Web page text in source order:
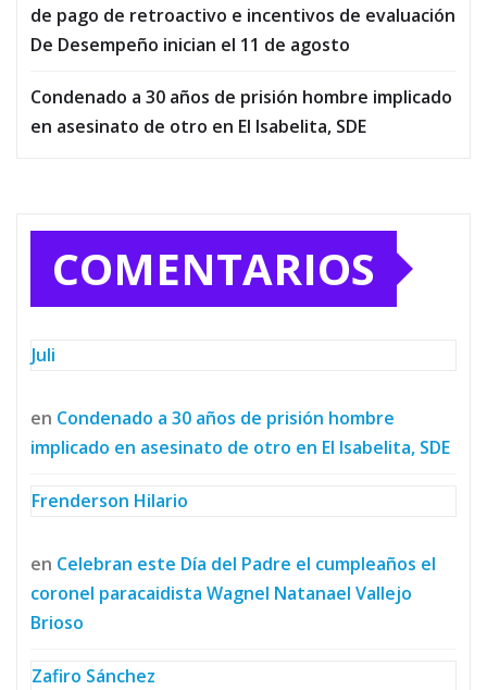
de pago de retroactivo e incentivos de evaluación
De Desempeño inician el 11 de agosto
Condenado a 30 años de prisión hombre implicado
en asesinato de otro en El Isabelita, SDE
COMENTARIOS
Juli
en Condenado a 30 años de prisión hombre
implicado en asesinato de otro en El Isabelita, SDE
Frenderson Hilario
en Celebran este Día del Padre el cumpleaños el
coronel paracaidista Wagnel Natanael Vallejo
Brioso
Zafiro Sánchez